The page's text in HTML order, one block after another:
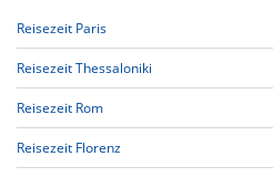
Reisezeit Paris
Reisezeit Thessaloniki
Reisezeit Rom
Reisezeit Florenz